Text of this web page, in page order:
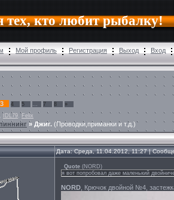
тех, кто любит рыбалку!
Мой профиль Регистрация Выход Вход
3 4 5 … 7 8 »
, IDL79 , Felix
» Джиг. (Проводки,приманки и т.д.)
Дата: Среда, 11.04.2012, 11:27 |
Quote (NORD)
я вот попробовал даже маленький
NORD , Крючок двойной №4,